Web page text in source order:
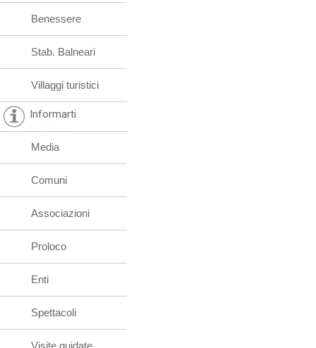
Benessere
Stab. Balneari
Villaggi turistici
Informarti
Media
Comuni
Associazioni
Proloco
Enti
Spettacoli
Visite guidate